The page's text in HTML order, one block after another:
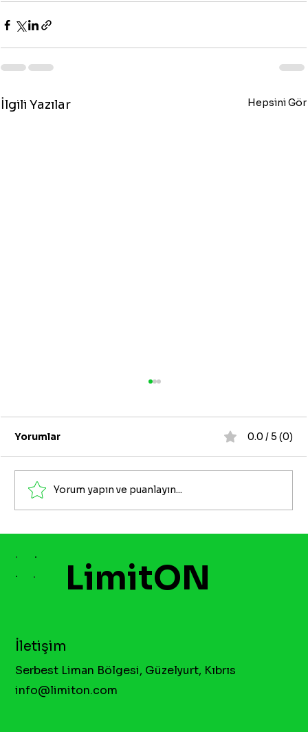
İlgili Yazılar Hepsini Gör
Yorumlar 0.0 / 5 (0)
Yorum yapın ve puanlayın...
İletişim
Serbest Liman Bölgesi, Güzelyurt, Kıbrıs
info@limiton.com
LimitON